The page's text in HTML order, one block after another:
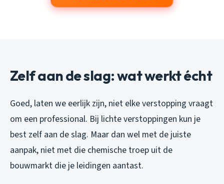
Zelf aan de slag: wat werkt écht
Goed, laten we eerlijk zijn, niet elke verstopping vraagt
om een professional. Bij lichte verstoppingen kun je
best zelf aan de slag. Maar dan wel met de juiste
aanpak, niet met die chemische troep uit de
bouwmarkt die je leidingen aantast.